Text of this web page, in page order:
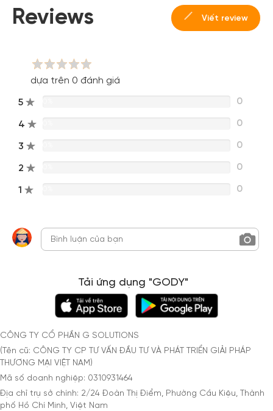
Reviews Viết review
dựa trên 0 đánh giá
5 0
4 0
3 0
2 0
1 0
Tải ứng dụng "GODY"
CÔNG TY CỔ PHẦN G SOLUTIONS
(Tên cũ: CÔNG TY CP TƯ VẤN ĐẦU TƯ VÀ PHÁT TRIỂN GIẢI PHÁP
THƯƠNG MẠI VIỆT NAM)
Mã số doanh nghiệp: 0310931464
Địa chỉ trụ sở chính: 2/24 Đoàn Thị Điểm, Phường Cầu Kiệu, Thành
phố Hồ Chí Minh, Việt Nam
Hoặc đăng nhập bằng